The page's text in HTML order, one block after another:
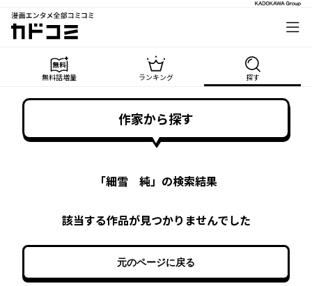
漫画エンタメ全部コミコミ
カドコミ
無料話増量 ランキング 探す
作家から探す
「細雪 純」の検索結果
該当する作品が見つかりませんでした
元のページに戻る